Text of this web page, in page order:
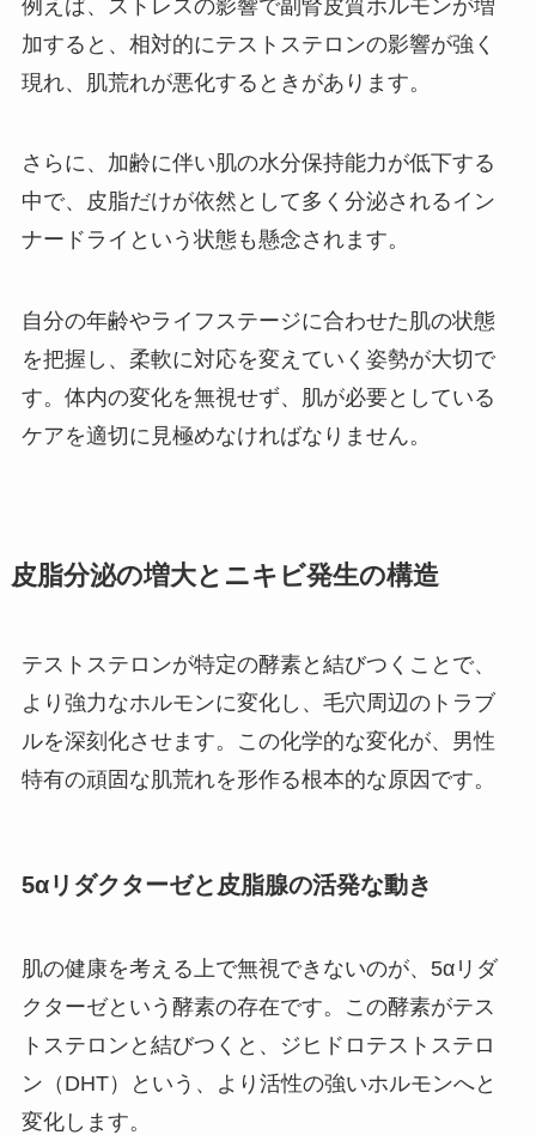
例えば、ストレスの影響で副腎皮質ホルモンが増
加すると、相対的にテストステロンの影響が強く
現れ、肌荒れが悪化するときがあります。
さらに、加齢に伴い肌の水分保持能力が低下する
中で、皮脂だけが依然として多く分泌されるイン
ナードライという状態も懸念されます。
自分の年齢やライフステージに合わせた肌の状態
を把握し、柔軟に対応を変えていく姿勢が大切で
す。体内の変化を無視せず、肌が必要としている
ケアを適切に見極めなければなりません。
皮脂分泌の増大とニキビ発生の構造
テストステロンが特定の酵素と結びつくことで、
より強力なホルモンに変化し、毛穴周辺のトラブ
ルを深刻化させます。この化学的な変化が、男性
特有の頑固な肌荒れを形作る根本的な原因です。
5αリダクターゼと皮脂腺の活発な動き
肌の健康を考える上で無視できないのが、5αリダ
クターゼという酵素の存在です。この酵素がテス
トステロンと結びつくと、ジヒドロテストステロ
ン（DHT）という、より活性の強いホルモンへと
変化します。